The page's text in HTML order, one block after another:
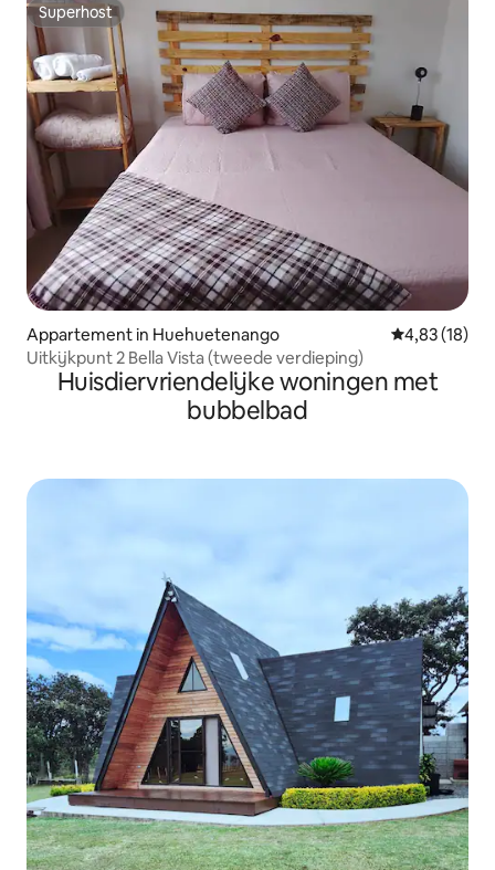
Superhost
Superhost
Appartement in Huehuetenango Gemiddelde
4,83 (18)
Uitkijkpunt 2 Bella Vista (tweede verdieping)
Huisdiervriendelijke woningen met
bubbelbad